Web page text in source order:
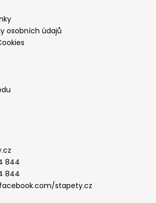
osobních údajů
844
844
stapety.cz